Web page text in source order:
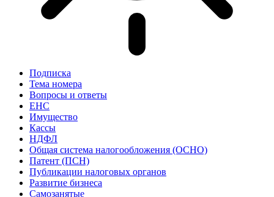
Подписка
Тема номера
Вопросы и ответы
ЕНС
Имущество
Кассы
НДФЛ
Общая система налогообложения (ОСНО)
Патент (ПСН)
Публикации налоговых органов
Развитие бизнеса
Самозанятые